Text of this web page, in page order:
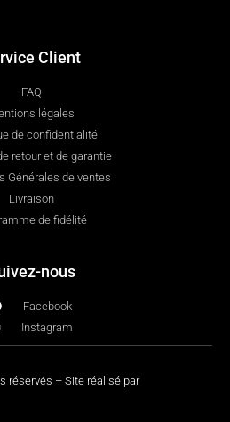
Client
FAQ
légales
de confidentialité
retour et de garantie
Générales de ventes
Livraison
de fidélité
nous
Facebook
Instagram
réservés – Site réalisé par